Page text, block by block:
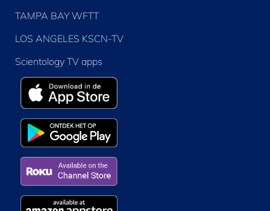
TAMPA BAY WFTT
LOS ANGELES KSCN-TV
Scientology TV apps